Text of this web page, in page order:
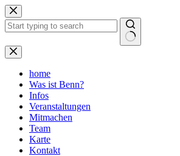
Zum
Inhalt
springen
Keine
Ergebnisse
home
Was ist Benn?
Infos
Veranstaltungen
Mitmachen
Team
Karte
Kontakt